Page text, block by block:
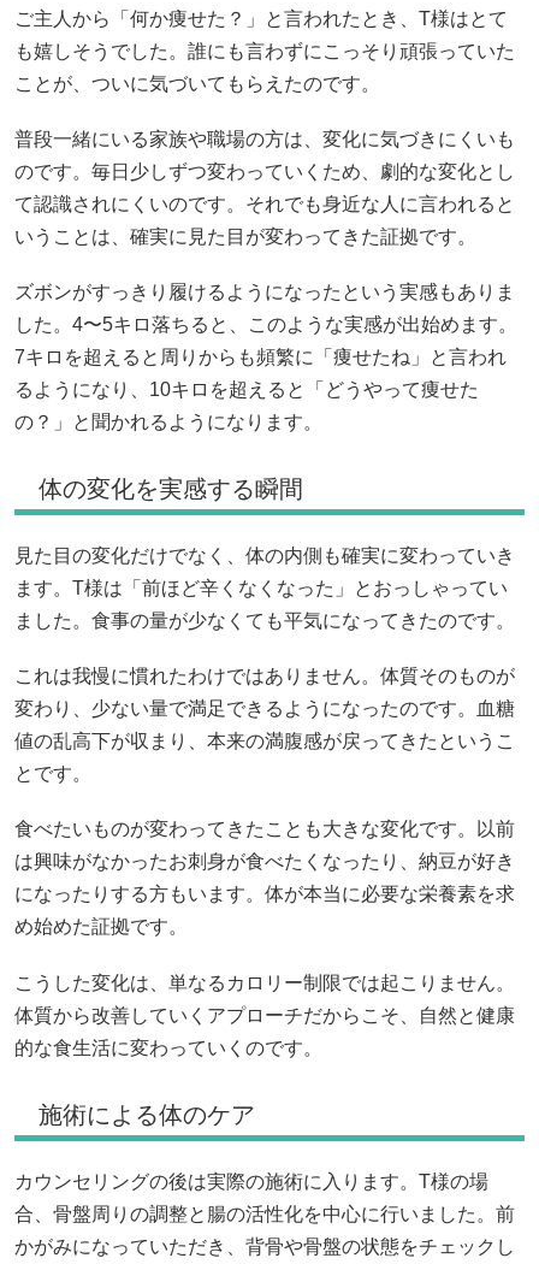
ご主人から「何か痩せた？」と言われたとき、T様はとて
も嬉しそうでした。誰にも言わずにこっそり頑張っていた
ことが、ついに気づいてもらえたのです。
普段一緒にいる家族や職場の方は、変化に気づきにくいも
のです。毎日少しずつ変わっていくため、劇的な変化とし
て認識されにくいのです。それでも身近な人に言われると
いうことは、確実に見た目が変わってきた証拠です。
ズボンがすっきり履けるようになったという実感もありま
した。4〜5キロ落ちると、このような実感が出始めます。
7キロを超えると周りからも頻繁に「痩せたね」と言われ
るようになり、10キロを超えると「どうやって痩せた
の？」と聞かれるようになります。
体の変化を実感する瞬間
見た目の変化だけでなく、体の内側も確実に変わっていき
ます。T様は「前ほど辛くなくなった」とおっしゃってい
ました。食事の量が少なくても平気になってきたのです。
これは我慢に慣れたわけではありません。体質そのものが
変わり、少ない量で満足できるようになったのです。血糖
値の乱高下が収まり、本来の満腹感が戻ってきたというこ
とです。
食べたいものが変わってきたことも大きな変化です。以前
は興味がなかったお刺身が食べたくなったり、納豆が好き
になったりする方もいます。体が本当に必要な栄養素を求
め始めた証拠です。
こうした変化は、単なるカロリー制限では起こりません。
体質から改善していくアプローチだからこそ、自然と健康
的な食生活に変わっていくのです。
施術による体のケア
カウンセリングの後は実際の施術に入ります。T様の場
合、骨盤周りの調整と腸の活性化を中心に行いました。前
かがみになっていただき、背骨や骨盤の状態をチェックし